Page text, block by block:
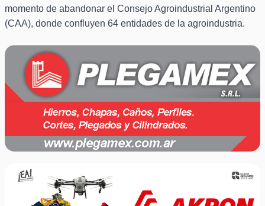
momento de abandonar el Consejo Agroindustrial Argentino
(CAA), donde confluyen 64 entidades de la agroindustria.